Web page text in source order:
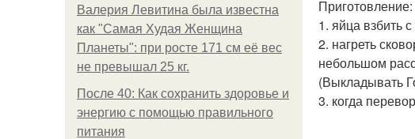
Валерия Левитина была известна
как "Самая Худая Женщина
Планеты": при росте 171 см её вес
не превышал 25 кг.
После 40: Как сохранить здоровье и
энергию с помощью правильного
питания
Приготовление:
1. яйца взбить
2. нагреть
небольшом
(Выкладывать
3. когда